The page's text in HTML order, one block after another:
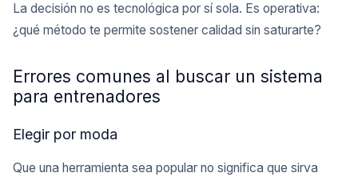
La decisión no es tecnológica por sí sola. Es operativa:
¿qué método te permite sostener calidad sin saturarte?
Errores comunes al buscar un sistema
para entrenadores
Elegir por moda
Que una herramienta sea popular no significa que sirva